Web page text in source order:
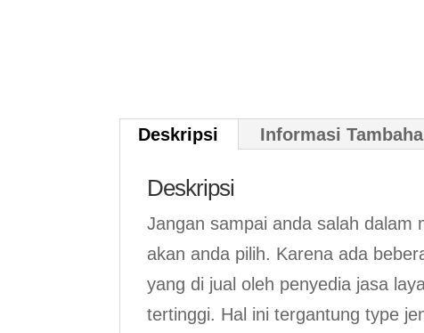
Deskripsi Informasi
Deskripsi
Jangan sampai anda salah
akan anda pilih. Karena ada
yang di jual oleh penyedia jasa
tertinggi. Hal ini tergantung type